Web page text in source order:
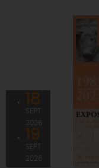
18
SEPT
2026
19
SEPT
2026